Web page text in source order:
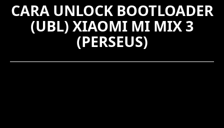
CARA UNLOCK BOOTLOADER
(UBL) XIAOMI MI MIX 3
(PERSEUS)